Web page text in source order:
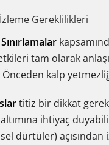
Gereklilikleri
tam olarak
Önceden kalp
titiz bir dikkat
ihtiyaç
dürtüler)